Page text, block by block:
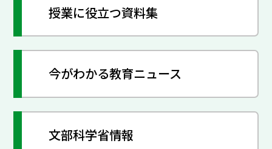
授業に役立つ資料集
今がわかる教育ニュース
文部科学省情報